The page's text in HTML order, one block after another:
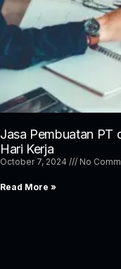
Jasa Pembuatan PT
Hari Kerja
October 7, 2024 No
Read More »